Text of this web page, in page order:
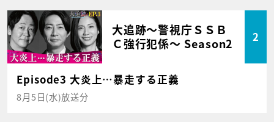
大追跡～警視庁ＳＳＢ
Ｃ強行犯係～ Season2
2
Episode3 大炎上…暴走する正義
8月5日(水)放送分